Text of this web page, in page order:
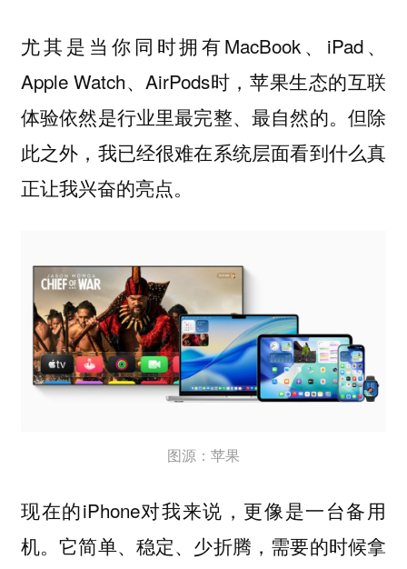
尤其是当你同时拥有MacBook、iPad、
Apple Watch、AirPods时，苹果生态的互联
体验依然是行业里最完整、最自然的。但除
此之外，我已经很难在系统层面看到什么真
正让我兴奋的亮点。
图源：苹果
现在的iPhone对我来说，更像是一台备用
机。它简单、稳定、少折腾，需要的时候拿